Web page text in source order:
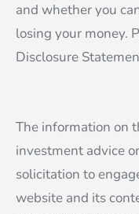
and whether you
losing your money.
Disclosure
The information on
investment advice
solicitation to
website and its